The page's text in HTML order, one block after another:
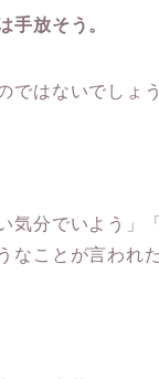
手放そう。
ではないでしょう
気分でいよう」
なことが言われ